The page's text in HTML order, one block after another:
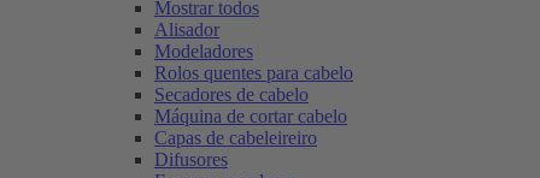
Mostrar todos
Alisador
Modeladores
Rolos quentes para cabelo
Secadores de cabelo
Máquina de cortar cabelo
Capas de cabeleireiro
Difusores